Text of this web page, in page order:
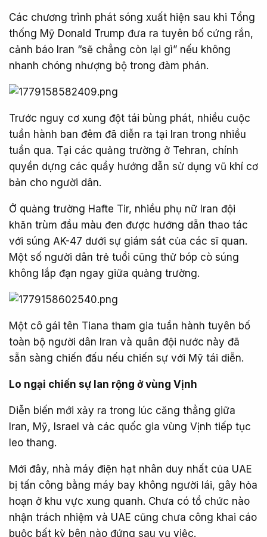
Các chương trình phát sóng xuất hiện sau khi Tổng
thống Mỹ Donald Trump đưa ra tuyên bố cứng rắn,
cảnh báo Iran “sẽ chẳng còn lại gì” nếu không
nhanh chóng nhượng bộ trong đàm phán.
Trước nguy cơ xung đột tái bùng phát, nhiều cuộc
tuần hành ban đêm đã diễn ra tại Iran trong nhiều
tuần qua. Tại các quảng trường ở Tehran, chính
quyền dựng các quầy hướng dẫn sử dụng vũ khí cơ
bản cho người dân.
Ở quảng trường Hafte Tir, nhiều phụ nữ Iran đội
khăn trùm đầu màu đen được hướng dẫn thao tác
với súng AK-47 dưới sự giám sát của các sĩ quan.
Một số người dân trẻ tuổi cũng thử bóp cò súng
không lắp đạn ngay giữa quảng trường.
Một cô gái tên Tiana tham gia tuần hành tuyên bố
toàn bộ người dân Iran và quân đội nước này đã
sẵn sàng chiến đấu nếu chiến sự với Mỹ tái diễn.
Lo ngại chiến sự lan rộng ở vùng Vịnh
Diễn biến mới xảy ra trong lúc căng thẳng giữa
Iran, Mỹ, Israel và các quốc gia vùng Vịnh tiếp tục
leo thang.
Mới đây, nhà máy điện hạt nhân duy nhất của UAE
bị tấn công bằng máy bay không người lái, gây hỏa
hoạn ở khu vực xung quanh. Chưa có tổ chức nào
nhận trách nhiệm và UAE cũng chưa công khai cáo
buộc bất kỳ bên nào đứng sau vụ việc.